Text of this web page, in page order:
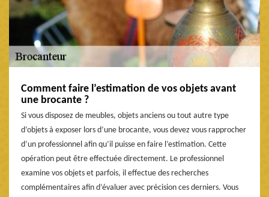
Comment faire l’estimation de vos objets avant
une brocante ?
Si vous disposez de meubles, objets anciens ou tout autre type
d’objets à exposer lors d’une brocante, vous devez vous rapprocher
d’un professionnel afin qu’il puisse en faire l’estimation. Cette
opération peut être effectuée directement. Le professionnel
examine vos objets et parfois, il effectue des recherches
complémentaires afin d’évaluer avec précision ces derniers. Vous